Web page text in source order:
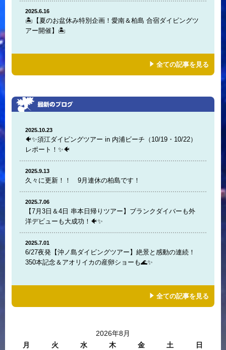
2025.6.16
🏝️【夏のお盆休み特別企画！愛南＆柏島 合宿ダイビングツ
アー開催】🏝️
全ての記事を見る
2025.10.23
🐠✨須江ダイビングツアー in 内浦ビーチ（10/19・10/22）
レポート！✨🐠
2025.9.13
久々に更新！！ 9月連休の柏島です！
2025.7.06
【7月3日＆4日 串本日帰りツアー】ブランクダイバーも外
洋デビューも大成功！🐠✨
2025.7.01
6/27夜発【沖ノ島ダイビングツアー】絶景と感動の連続！
350本記念＆アオリイカの産卵ショーも🌊✨
全ての記事を見る
2026年8月
月
火 水 木 金 土
日